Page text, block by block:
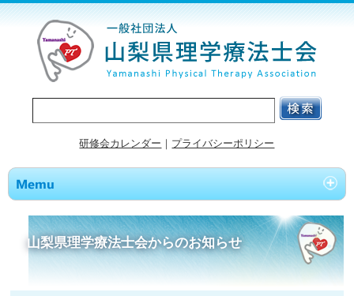
研修会カレンダー ｜ プライバシーポリシー
山梨県理学療法士会からのお知らせ